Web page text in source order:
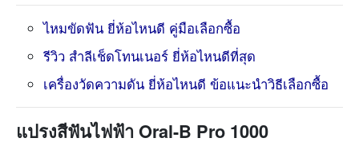
ไหมขัดฟัน ยี่ห้อไหนดี คู่มือเลือกซื้อ
รีวิว สำลีเช็ดโทนเนอร์ ยี่ห้อไหนดีที่สุด
เครื่องวัดความดัน ยี่ห้อไหนดี ข้อแนะนำวิธีเลือกซื้อ
แปรงสีฟันไฟฟ้า Oral-B Pro 1000